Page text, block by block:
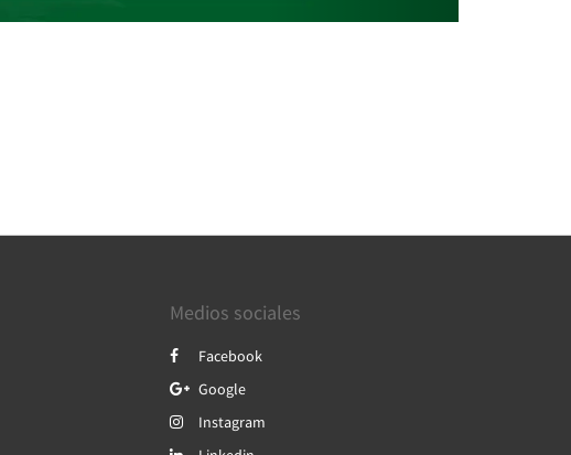
Medios sociales
Facebook
Google
Instagram